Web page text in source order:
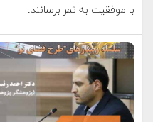
با موفقیت به ثمر برسانند.